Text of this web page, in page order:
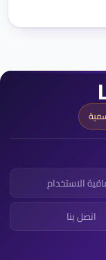
الاستخدام
اتصل بنا